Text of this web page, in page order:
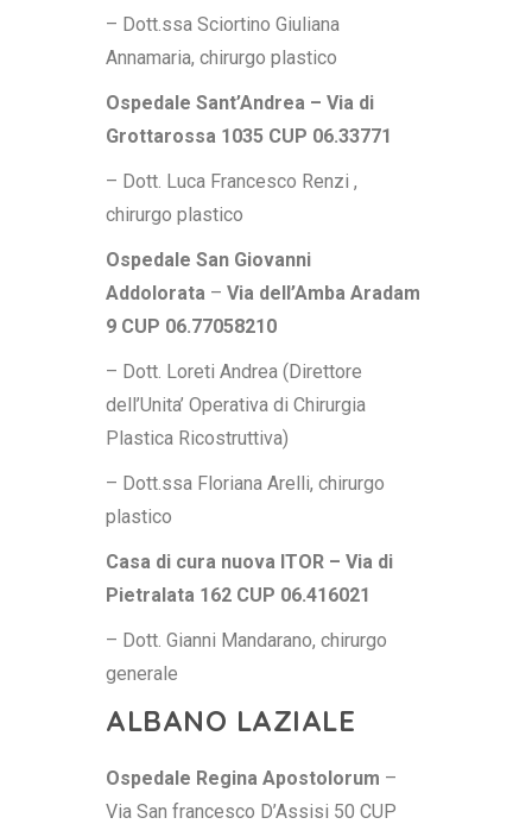
– Dott.ssa Sciortino Giuliana
Annamaria, chirurgo plastico
Ospedale Sant’Andrea – Via di
Grottarossa 1035 CUP 06.33771
– Dott. Luca Francesco Renzi ,
chirurgo plastico
Ospedale San Giovanni
Addolorata – Via dell’Amba Aradam
9 CUP 06.77058210
– Dott. Loreti Andrea (Direttore
dell’Unita’ Operativa di Chirurgia
Plastica Ricostruttiva)
– Dott.ssa Floriana Arelli, chirurgo
plastico
Casa di cura nuova ITOR – Via di
Pietralata 162 CUP 06.416021
– Dott. Gianni Mandarano, chirurgo
generale
ALBANO LAZIALE
Ospedale Regina Apostolorum –
Via San francesco D’Assisi 50 CUP